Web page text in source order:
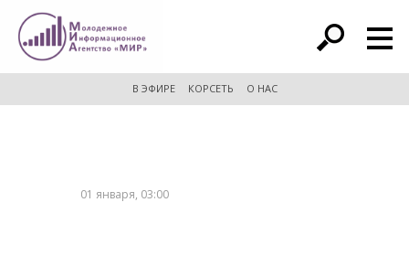
расширенный поиск
В ЭФИРЕ КОРСЕТЬ О НАС
01 января, 03:00